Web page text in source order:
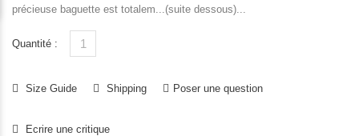
précieuse baguette est totalem...(suite dessous)...
Quantité :
Size Guide Shipping Poser une question
Ecrire une critique